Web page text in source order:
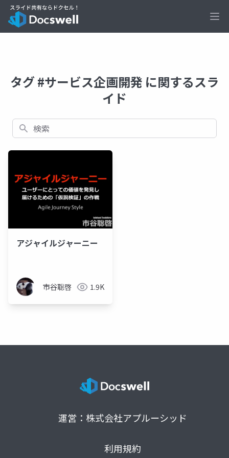
タグ #サービス企画開発 に関するスラ
イド
検索
アジャイルジャーニー
市谷聡啓 1.9K
運営：株式会社アプルーシッド
利用規約